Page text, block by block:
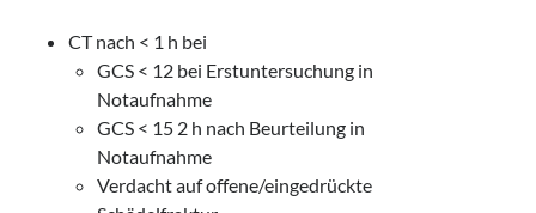
CT nach < 1 h bei
GCS < 12 bei Erstuntersuchung in
Notaufnahme
GCS < 15 2 h nach Beurteilung in
Notaufnahme
Verdacht auf offene/eingedrückte